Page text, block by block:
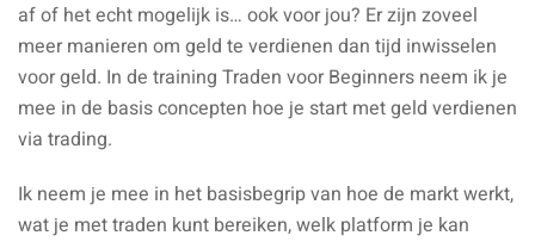
af of het echt mogelijk is… ook voor jou? Er zijn zoveel
meer manieren om geld te verdienen dan tijd inwisselen
voor geld. In de training Traden voor Beginners neem ik je
mee in de basis concepten hoe je start met geld verdienen
via trading.
Ik neem je mee in het basisbegrip van hoe de markt werkt,
wat je met traden kunt bereiken, welk platform je kan